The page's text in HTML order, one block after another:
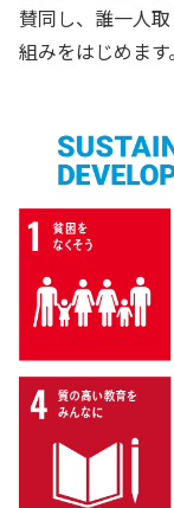
賛同し、誰一人
組みをはじめます。